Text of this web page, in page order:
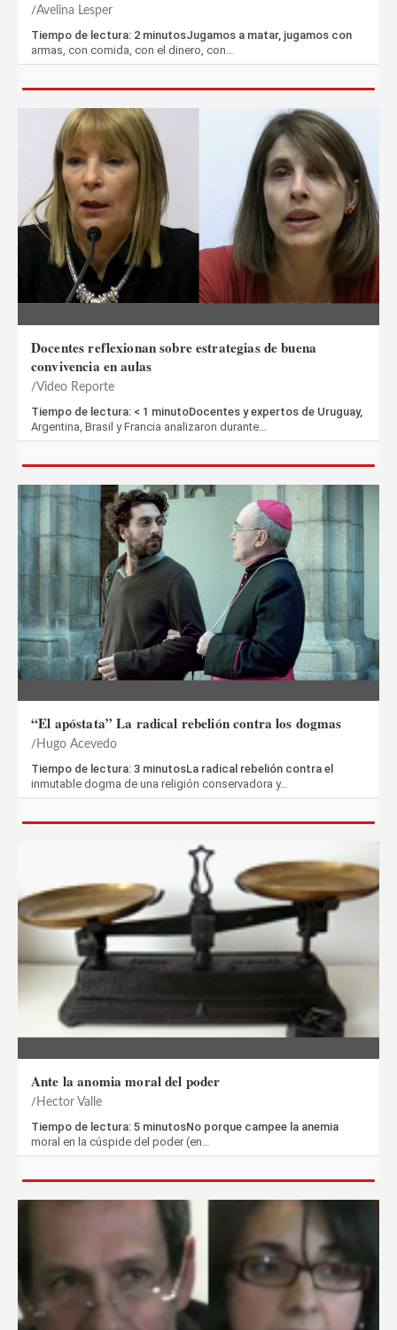
Avelina Lesper
Tiempo de lectura: 2 minutosJugamos a matar, jugamos con
armas, con comida, con el dinero, con…
Docentes reflexionan sobre estrategias de buena
convivencia en aulas
Video Reporte
Tiempo de lectura: < 1 minutoDocentes y expertos de Uruguay,
Argentina, Brasil y Francia analizaron durante…
“El apóstata” La radical rebelión contra los dogmas
Hugo Acevedo
Tiempo de lectura: 3 minutosLa radical rebelión contra el
inmutable dogma de una religión conservadora y…
Ante la anomia moral del poder
Hector Valle
Tiempo de lectura: 5 minutosNo porque campee la anemia
moral en la cúspide del poder (en…